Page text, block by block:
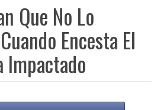
Que No Lo
Encesta El
Impactado